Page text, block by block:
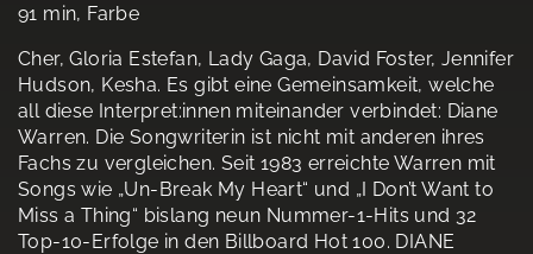
91 min, Farbe
Cher, Gloria Estefan, Lady Gaga, David Foster, Jennifer
Hudson, Kesha. Es gibt eine Gemeinsamkeit, welche
all diese Interpret:innen miteinander verbindet: Diane
Warren. Die Songwriterin ist nicht mit anderen ihres
Fachs zu vergleichen. Seit 1983 erreichte Warren mit
Songs wie „Un-Break My Heart“ und „I Don’t Want to
Miss a Thing“ bislang neun Nummer-1-Hits und 32
Top-10-Erfolge in den Billboard Hot 100. DIANE